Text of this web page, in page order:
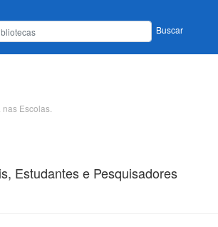
Buscar
Escolas.
Estudantes e Pesquisadores